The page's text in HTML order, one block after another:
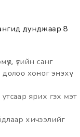
дунджаар 8
үгийн санг
хоног энэхүү
ярих гэх мэт
хичээлийг